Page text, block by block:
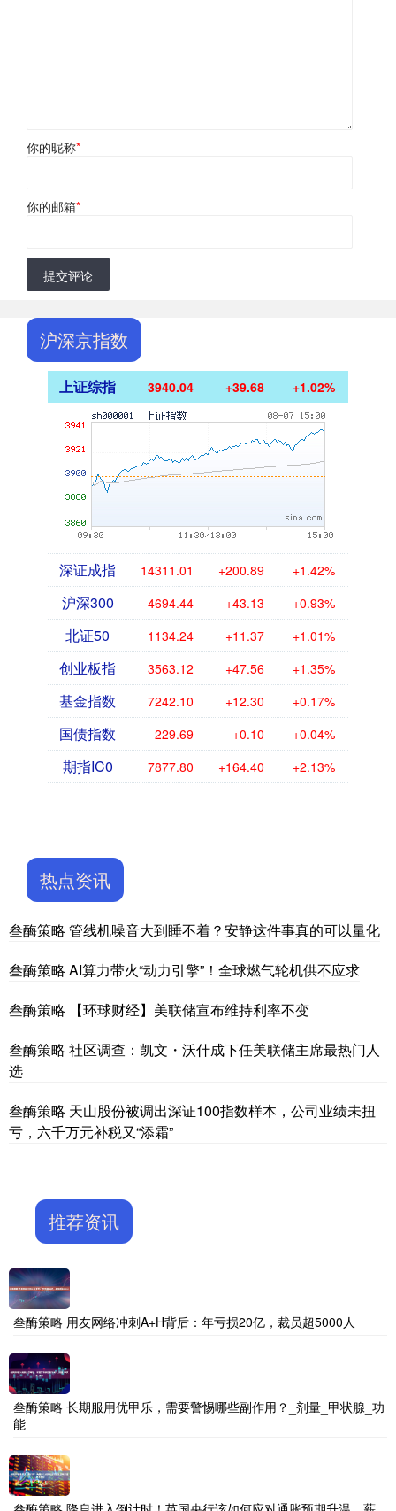
你的昵称*
你的邮箱*
提交评论
沪深京指数
上证综指 3940.04 +39.68 +1.02%
深证成指 14311.01 +200.89 +1.42%
沪深300 4694.44 +43.13 +0.93%
北证50 1134.24 +11.37 +1.01%
创业板指 3563.12 +47.56 +1.35%
基金指数 7242.10 +12.30 +0.17%
国债指数 229.69 +0.10 +0.04%
期指IC0 7877.80 +164.40 +2.13%
热点资讯
叁酶策略 管线机噪音大到睡不着？安静这件事真的可以量化
叁酶策略 AI算力带火“动力引擎”！全球燃气轮机供不应求
叁酶策略 【环球财经】美联储宣布维持利率不变
叁酶策略 社区调查：凯文・沃什成下任美联储主席最热门人
选
叁酶策略 天山股份被调出深证100指数样本，公司业绩未扭
亏，六千万元补税又“添霜”
推荐资讯
叁酶策略 用友网络冲刺A+H背后：年亏损20亿，裁员超5000人
叁酶策略 长期服用优甲乐，需要警惕哪些副作用？_剂量_甲状腺_功
能